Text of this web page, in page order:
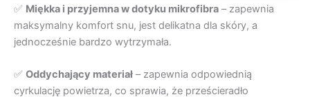
✅ Miękka i przyjemna w dotyku mikrofibra – zapewnia
maksymalny komfort snu, jest delikatna dla skóry, a
jednocześnie bardzo wytrzymała.
✅ Oddychający materiał – zapewnia odpowiednią
cyrkulację powietrza, co sprawia, że prześcieradło